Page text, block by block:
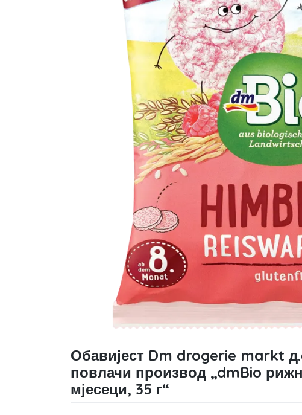
Обавијест Dm drogerie markt
повлачи производ „dmBio
мјесеци, 35 г“